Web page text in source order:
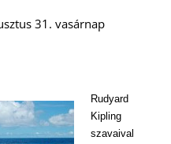
31. vasárnap
Rudyard
Kipling
szavaival